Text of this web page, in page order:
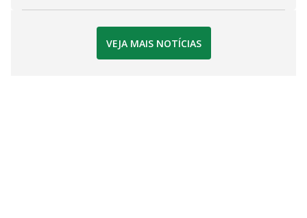
VEJA MAIS NOTÍCIAS